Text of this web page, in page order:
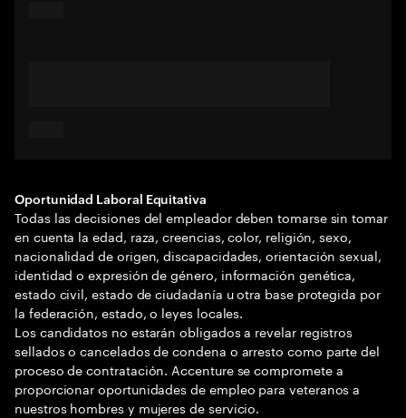
Oportunidad Laboral Equitativa
Todas las decisiones del empleador deben tomarse sin tomar
en cuenta la edad, raza, creencias, color, religión, sexo,
nacionalidad de origen, discapacidades, orientación sexual,
identidad o expresión de género, información genética,
estado civil, estado de ciudadanía u otra base protegida por
la federación, estado, o leyes locales.
Los candidatos no estarán obligados a revelar registros
sellados o cancelados de condena o arresto como parte del
proceso de contratación. Accenture se compromete a
proporcionar oportunidades de empleo para veteranos a
nuestros hombres y mujeres de servicio.